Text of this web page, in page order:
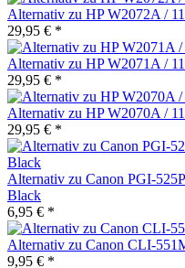
Alternativ zu HP W2072A /
29,95 € *
Alternativ zu HP W2071A /
29,95 € *
Alternativ zu HP W2070A /
29,95 € *
Alternativ zu Canon PGI-
Black
6,95 € *
Alternativ zu Canon CLI-
9,95 € *